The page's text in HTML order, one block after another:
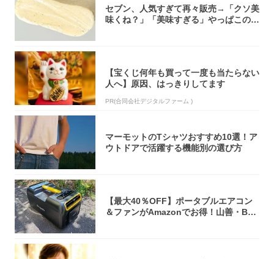
セブン、人気すぎて再々販売→「クソ美
味くね？」「美味すぎる」やっぱこのク
【宝くじ何年も買って一度も当たらない
人へ】原因、はっきりしてます
PR(合同会社デジタルファーム )
マーモットのTシャツおすすめ10選！ア
ウトドアで活躍する機能別の選び方
【最大40％OFF】ポータブルエアコン
＆ファンがAmazonでお得！山善・Bo